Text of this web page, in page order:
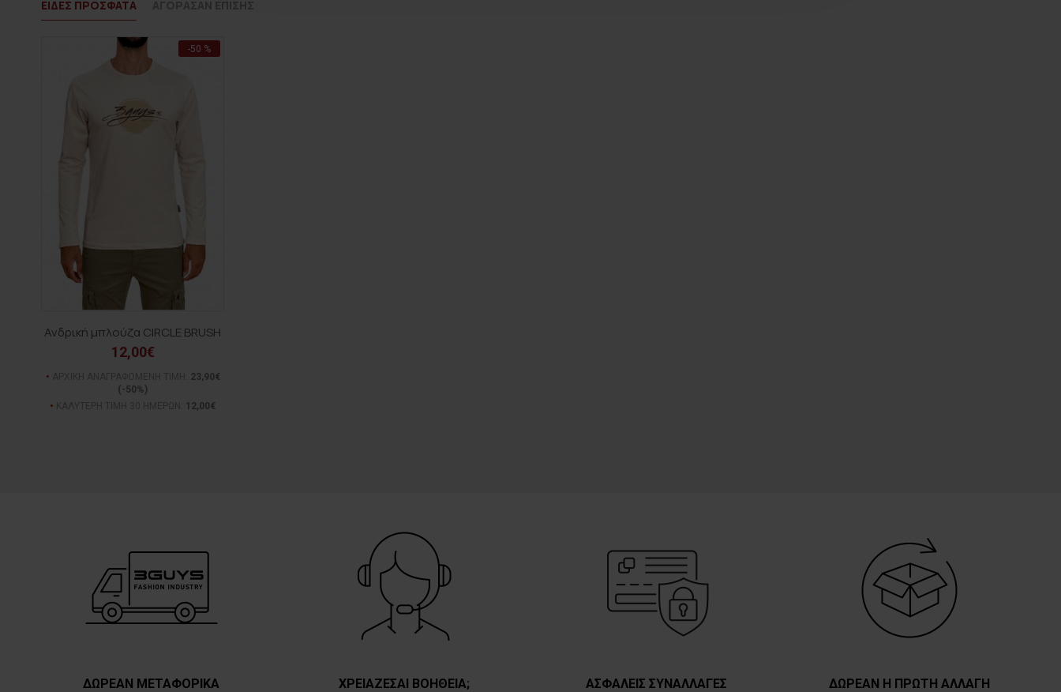
ΕΙΔΕΣ ΠΡΟΣΦΑΤΑ
-50 %
Ανδρική μπλούζα CIRCLE BRUSH
12,00€
23,90€
(-50%)
12,00€
ΔΩΡΕΑΝ ΜΕΤΑΦΟΡΙΚΑ ΧΡΕΙΑΖΕΣΑΙ ΒΟΗΘΕΙΑ; ΑΣΦΑΛΕΙΣ ΣΥΝΑΛΛΑΓΕΣ ΔΩΡΕΑΝ Η ΠΡΩΤΗ ΑΛΛΑΓΗ